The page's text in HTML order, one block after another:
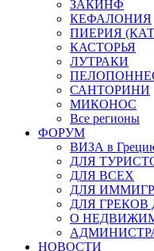
ЗАКИНФ
КЕФАЛОНИЯ
ПИЕРИЯ
КАСТОРЬЯ
ЛУТРАКИ
САНТОРИНИ
МИКОНОС
Все регионы
ФОРУМ
ВИЗА в
ДЛЯ
ДЛЯ ВСЕХ
ДЛЯ
ДЛЯ
О
НОВОСТИ